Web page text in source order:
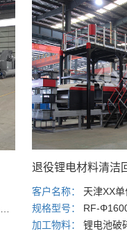
退役锂电材料清洁
客户名称： 天津XX单位 / 浙
规格型号： RF-Φ1600-6 / RF-
加工物料：锂电池破碎物料 / 铝粒